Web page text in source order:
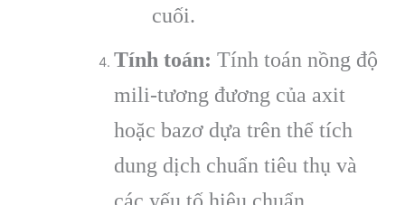
cuối.
Tính toán: Tính toán nồng độ
mili-tương đương của axit
hoặc bazơ dựa trên thể tích
dung dịch chuẩn tiêu thụ và